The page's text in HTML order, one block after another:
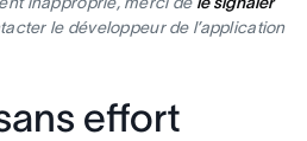
le développeur de l’application
effort